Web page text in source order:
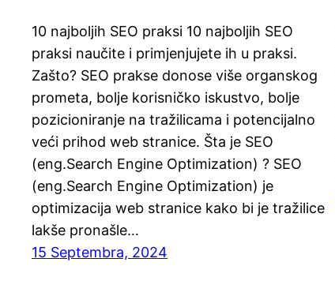
10 najboljih SEO praksi 10 najboljih SEO
praksi naučite i primjenjujete ih u praksi.
Zašto? SEO prakse donose više organskog
prometa, bolje korisničko iskustvo, bolje
pozicioniranje na tražilicama i potencijalno
veći prihod web stranice. Šta je SEO
(eng.Search Engine Optimization) ? SEO
(eng.Search Engine Optimization) je
optimizacija web stranice kako bi je tražilice
lakše pronašle…
15 Septembra, 2024